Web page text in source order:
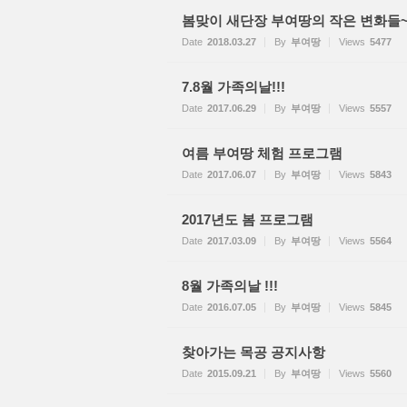
봄맞이 새단장 부여땅의 작은 변화들
Date 2018.03.27 By 부여땅 Views 5477
7.8월 가족의날!!!
Date 2017.06.29 By 부여땅 Views 5557
여름 부여땅 체험 프로그램
Date 2017.06.07 By 부여땅 Views 5843
2017년도 봄 프로그램
Date 2017.03.09 By 부여땅 Views 5564
8월 가족의날 !!!
Date 2016.07.05 By 부여땅 Views 5845
찾아가는 목공 공지사항
Date 2015.09.21 By 부여땅 Views 5560